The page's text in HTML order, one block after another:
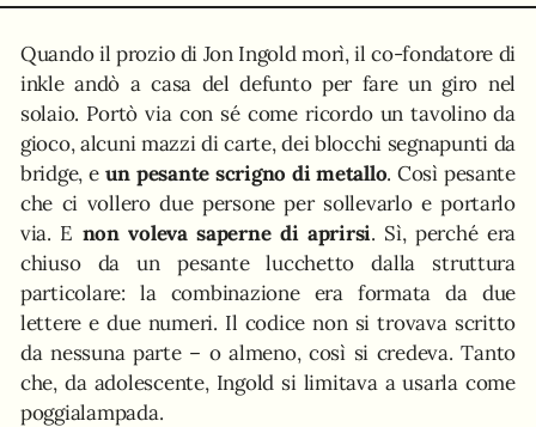
Quando il prozio di Jon Ingold morì, il co-fondatore di
inkle andò a casa del defunto per fare un giro nel
solaio. Portò via con sé come ricordo un tavolino da
gioco, alcuni mazzi di carte, dei blocchi segnapunti da
bridge, eun pesante scrigno di metallo. Così pesante
che ci vollero due persone per sollevarlo e portarlo
via. E non voleva saperne di aprirsi. Sì, perché era
chiuso da un pesante lucchetto dalla struttura
particolare: la combinazione era formata da due
lettere e due numeri. Il codice non si trovava scritto
da nessuna parte – o almeno, così si credeva. Tanto
che, da adolescente, Ingold si limitava a usarla come
poggialampada.